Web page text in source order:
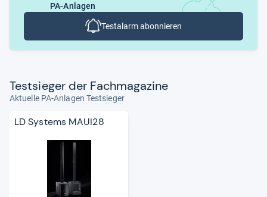
PA-Anlagen
Testalarm abonnieren
Test­sie­ger der Fach­ma­ga­zine
Aktuelle PA-Anlagen Testsieger
LD Systems MAUI28